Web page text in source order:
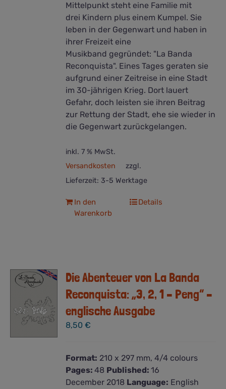
Mittelpunkt steht eine Familie mit
drei Kindern plus einem Kumpel. Sie
leben in der Gegenwart und haben in
ihrer Freizeit eine
Musikband gegründet: "La Banda
Reconquista". Eines Tages geraten sie
aufgrund einer Zeitreise in eine Stadt
im 30-jährigen Krieg. Dort lauert
Gefahr, doch leisten sie ihren Beitrag
zur Rettung der Stadt, ehe sie wieder in
die Gegenwart zurückgelangen.
inkl. 7 % MwSt.
zzgl.
Versandkosten
Lieferzeit: 3-5 Werktage
In den
Warenkorb
Details
Die Abenteuer von La Banda
Reconquista: „3, 2, 1 – Peng“ –
englische Ausgabe
8,50€
Format: 210 x 297 mm, 4/4 colours
Pages:48 Published:16
December 2018 Language: English